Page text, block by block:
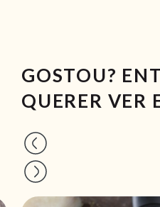
GOSTOU?
QUERER VER